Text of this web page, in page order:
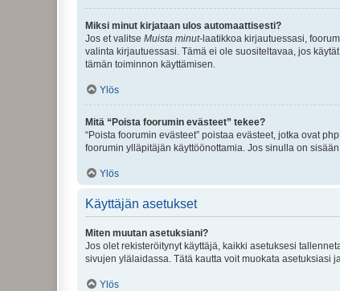
Miksi minut kirjataan ulos automaattisesti?
Jos et valitse Muista minut-laatikkoa kirjautuessasi,
valinta kirjautuessasi. Tämä ei ole suositeltavaa, jos
tämän toiminnon käyttämisen.
Ylös
Mitä “Poista foorumin evästeet” tekee?
“Poista foorumin evästeet” poistaa evästeet, jotka ovat
foorumin ylläpitäjän käyttöönottamia. Jos sinulla on
Ylös
Käyttäjän asetukset
Miten muutan asetuksiani?
Jos olet rekisteröitynyt käyttäjä, kaikki asetuksesi
sivujen ylälaidassa. Tätä kautta voit muokata asetuksiasi
Ylös